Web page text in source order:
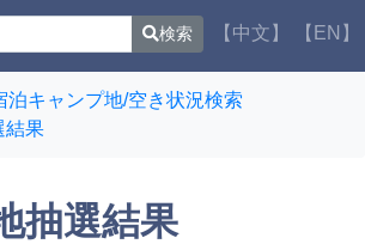
検索 【中文】 【EN】
泊キャンプ地/空き状況検索
結果
抽選結果